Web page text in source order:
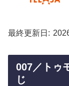
最終更新日
007／トゥ
じ